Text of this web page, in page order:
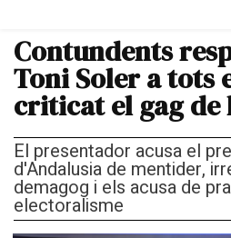
Contundents
Toni Soler a tots
criticat el gag de
El presentador acusa el
d'Andalusia de mentider,
demagog i els acusa de
electoralisme